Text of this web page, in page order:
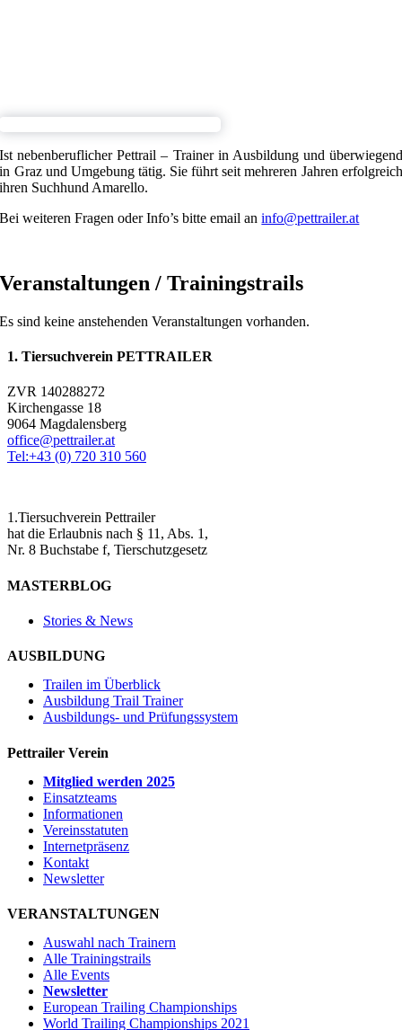
Ist nebenberuflicher Pettrail – Trainer in Ausbildung und überwiegend
in Graz und Umgebung tätig. Sie führt seit mehreren Jahren erfolgreich
ihren Suchhund Amarello.
Bei weiteren Fragen oder Info’s bitte email aninfo@pettrailer.at
Veranstaltungen /Trainingstrails
Es sind keine anstehenden Veranstaltungen vorhanden.
1. Tiersuchverein PETTRAILER
ZVR 140288272
Kirchengasse 18
9064 Magdalensberg
office@pettrailer.at
Tel:+43 (0) 720 310 560
1.Tiersuchverein Pettrailer
hat die Erlaubnis nach § 11, Abs. 1,
Nr. 8 Buchstabe f, Tierschutzgesetz
MASTERBLOG
Stories & News
AUSBILDUNG
Trailen im Überblick
Ausbildung Trail Trainer
Ausbildungs- und Prüfungssystem
Pettrailer Verein
Mitglied werden 2025
Einsatzteams
Informationen
Vereinsstatuten
Internetpräsenz
Kontakt
Newsletter
VERANSTALTUNGEN
Auswahl nach Trainern
Alle Trainingstrails
Alle Events
Newsletter
European Trailing Championships
World Trailing Championships 2021